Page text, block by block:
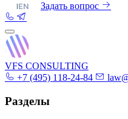
|EN Задать вопрос
VFS CONSULTING
+7 (495) 118-24-84
Разделы